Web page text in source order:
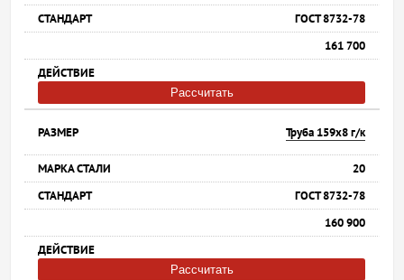
ГОСТ 8732-78
161 700
Рассчитать
Труба 159х8 г/к
20
ГОСТ 8732-78
160 900
Рассчитать